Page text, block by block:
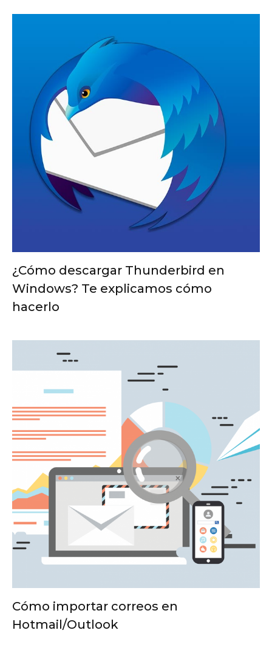
¿Cómo descargar Thunderbird en
Windows? Te explicamos cómo
hacerlo
Cómo importar correos en
Hotmail/Outlook